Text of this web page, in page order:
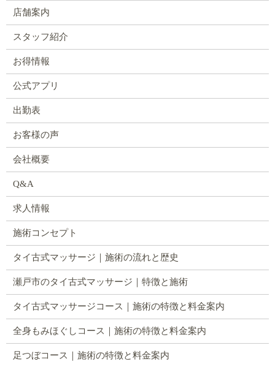
店舗案内
スタッフ紹介
お得情報
公式アプリ
出勤表
お客様の声
会社概要
Q&A
求人情報
施術コンセプト
タイ古式マッサージ｜施術の流れと歴史
瀬戸市のタイ古式マッサージ｜特徴と施術
タイ古式マッサージコース｜施術の特徴と料金案内
全身もみほぐしコース｜施術の特徴と料金案内
足つぼコース｜施術の特徴と料金案内